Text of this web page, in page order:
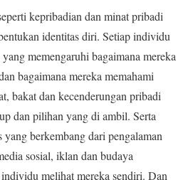
kepribadian dan minat pribadi
identitas diri. Setiap individu
memengaruhi bagaimana mereka
bagaimana mereka memahami
bakat dan kecenderungan pribadi
dan pilihan yang di ambil. Serta
yang berkembang dari pengalaman
sosial, iklan dan budaya
melihat mereka sendiri. Dan